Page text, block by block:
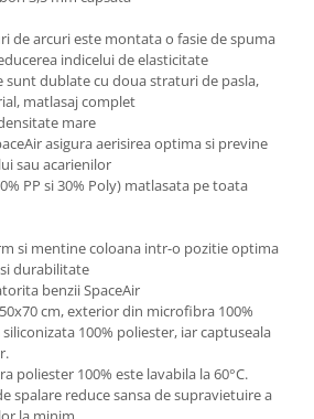
de arcuri este montata o fasie de spuma
indicelui de elasticitate
sunt dublate cu doua straturi de pasla,
matlasaj complet
mare
asigura aerisirea optima si previne
sau acarienilor
PP si 30% Poly) matlasata pe toata
si mentine coloana intr-o pozitie optima
durabilitate
benzii SpaceAir
cm, exterior din microfibra 100%
100% poliester, iar captuseala
poliester 100% este lavabila la 60°C.
spalare reduce sansa de supravietuire a